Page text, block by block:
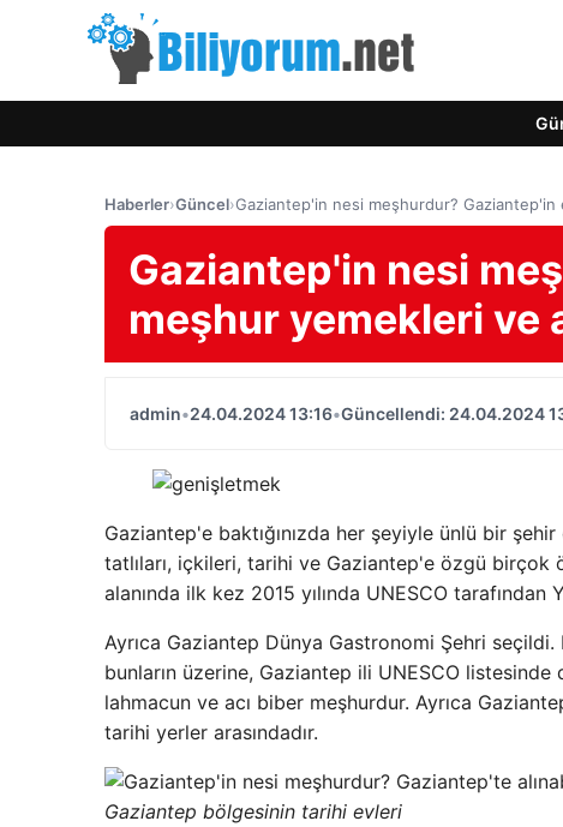
Haberler›Güncel›Gaziantep'in nesi meşhurdur?
Gaziantep'in nesi
meşhur yemekleri ve
admin•24.04.2024 13:16•Güncellendi: 24.04.2024
Gaziantep'e baktığınızda her şeyiyle ünlü bir
tatlıları, içkileri, tarihi ve Gaziantep'e özgü
alanında ilk kez 2015 yılında UNESCO tarafından
Ayrıca Gaziantep Dünya Gastronomi Şehri seçildi.
bunların üzerine, Gaziantep ili UNESCO
lahmacun ve acı biber meşhurdur. Ayrıca
tarihi yerler arasındadır.​​
Gaziantep bölgesinin tarihi evleri